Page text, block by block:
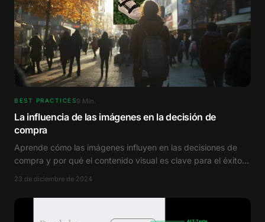
BEST PRACTICES9 Min.
La influencia de las imágenes en la decisión de
compra
Aprende cómo las imágenes influyen en las decisiones de
compra y por qué el contenido visual es clave para el éxito
23 de diciembre de 2024